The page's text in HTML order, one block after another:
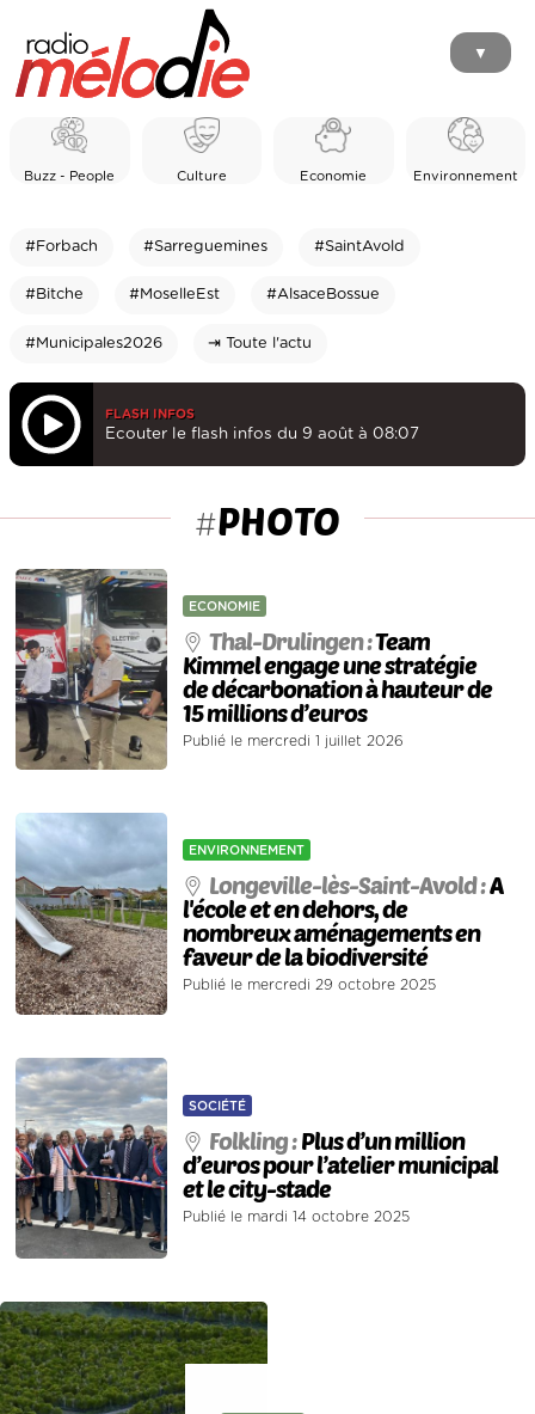
▼
Buzz - People Culture Economie Environnement
#Forbach #Sarreguemines #SaintAvold
#Bitche #MoselleEst #AlsaceBossue
#Municipales2026 ⇥ Toute l'actu
FLASH INFOS
Ecouter le flash infos du 9 août à 08:07
#PHOTO
ECONOMIE
Thal-Drulingen :Team
Kimmel engage une stratégie
de décarbonation à hauteur de
15 millions d’euros
Publié le mercredi 1 juillet 2026
ENVIRONNEMENT
Longeville-lès-Saint-Avold :A
l'école et en dehors, de
nombreux aménagements en
faveur de la biodiversité
Publié le mercredi 29 octobre 2025
SOCIÉTÉ
Folkling :Plus d’un million
d’euros pour l’atelier municipal
et le city-stade
Publié le mardi 14 octobre 2025